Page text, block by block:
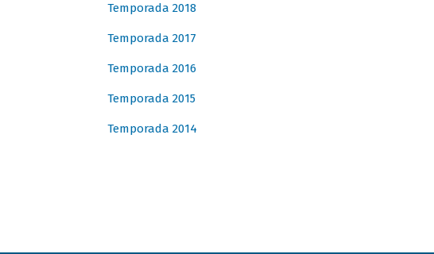
Temporada 2018
Temporada 2017
Temporada 2016
Temporada 2015
Temporada 2014